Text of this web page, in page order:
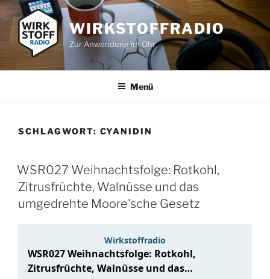
Zum
Inhalt
springen
WIRKSTOFFRADIO
Zur Anwendung im Ohr
Menü
SCHLAGWORT: CYANIDIN
WSR027 Weihnachtsfolge: Rotkohl,
Zitrusfrüchte, Walnüsse und das
umgedrehte Moore'sche Gesetz